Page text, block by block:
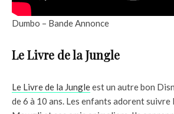
Dumbo – Bande Annonce
Le Livre de la Jungle
Le Livre de la Jungleest un autre bon
de 6 à 10 ans. Les enfants adorent suivre